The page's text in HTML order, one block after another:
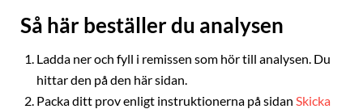
Så här beställer du analysen
Ladda ner och fyll i remissen som hör till analysen. Du
hittar den på den här sidan.
Packa ditt prov enligt instruktionerna på sidan Skicka